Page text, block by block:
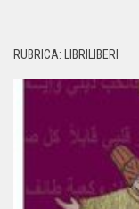
RUBRICA: LIBRILIBERI